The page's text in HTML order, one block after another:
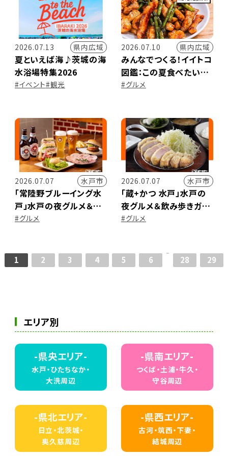
2026.07.13 県内広域
夏といえば海♪茨城の海
水浴場特集2026
#イベント#観光
2026.07.10 県内広域
みんなでつくる！イイトコ
図鑑：この夏食べたい！
県民が選んだ中華料理
#グルメ
2026.07.07 水戸市
「常陸野ブルーイング水
戸」水戸の夜グルメ＆飲
み歩きガイド｜いばナビ
#グルメ
2026.07.07 水戸市
「蔵+かつ 水戸」水戸の
夜グルメ＆飲み歩きガイ
ド｜いばナビNight
#グルメ
1 2 3 4 5 6 28 29
エリア別
-県央エリア-
水戸・ひたちなか・
大洗周辺
-県南エリア-
つくば・土浦・牛久・
守谷周辺
-県北エリア-
日立・北茨城・
奥久慈周辺
-県西エリア-
古河・筑西・下妻・
結城周辺